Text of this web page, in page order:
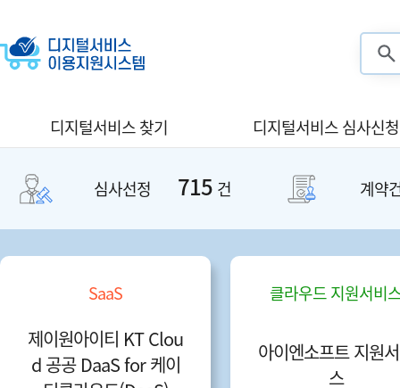
디지털서비스 찾기 디지털서비스 심사신청
심사선정 715 건 계약
SaaS
제이원아이티 KT Clou
d 공공 DaaS for 케이
클라우드 지원서비
아이엔소프트 지원
스